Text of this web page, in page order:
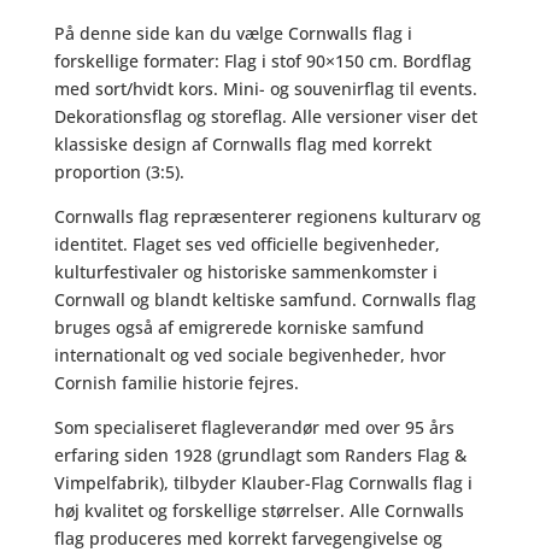
På denne side kan du vælge Cornwalls flag i
forskellige formater: Flag i stof 90×150 cm. Bordflag
med sort/hvidt kors. Mini- og souvenirflag til events.
Dekorationsflag og storeflag. Alle versioner viser det
klassiske design af Cornwalls flag med korrekt
proportion (3:5).
Cornwalls flag repræsenterer regionens kulturarv og
identitet. Flaget ses ved officielle begivenheder,
kulturfestivaler og historiske sammenkomster i
Cornwall og blandt keltiske samfund. Cornwalls flag
bruges også af emigrerede korniske samfund
internationalt og ved sociale begivenheder, hvor
Cornish familie historie fejres.
Som specialiseret flagleverandør med over 95 års
erfaring siden 1928 (grundlagt som Randers Flag &
Vimpelfabrik), tilbyder Klauber-Flag Cornwalls flag i
høj kvalitet og forskellige størrelser. Alle Cornwalls
flag produceres med korrekt farvegengivelse og